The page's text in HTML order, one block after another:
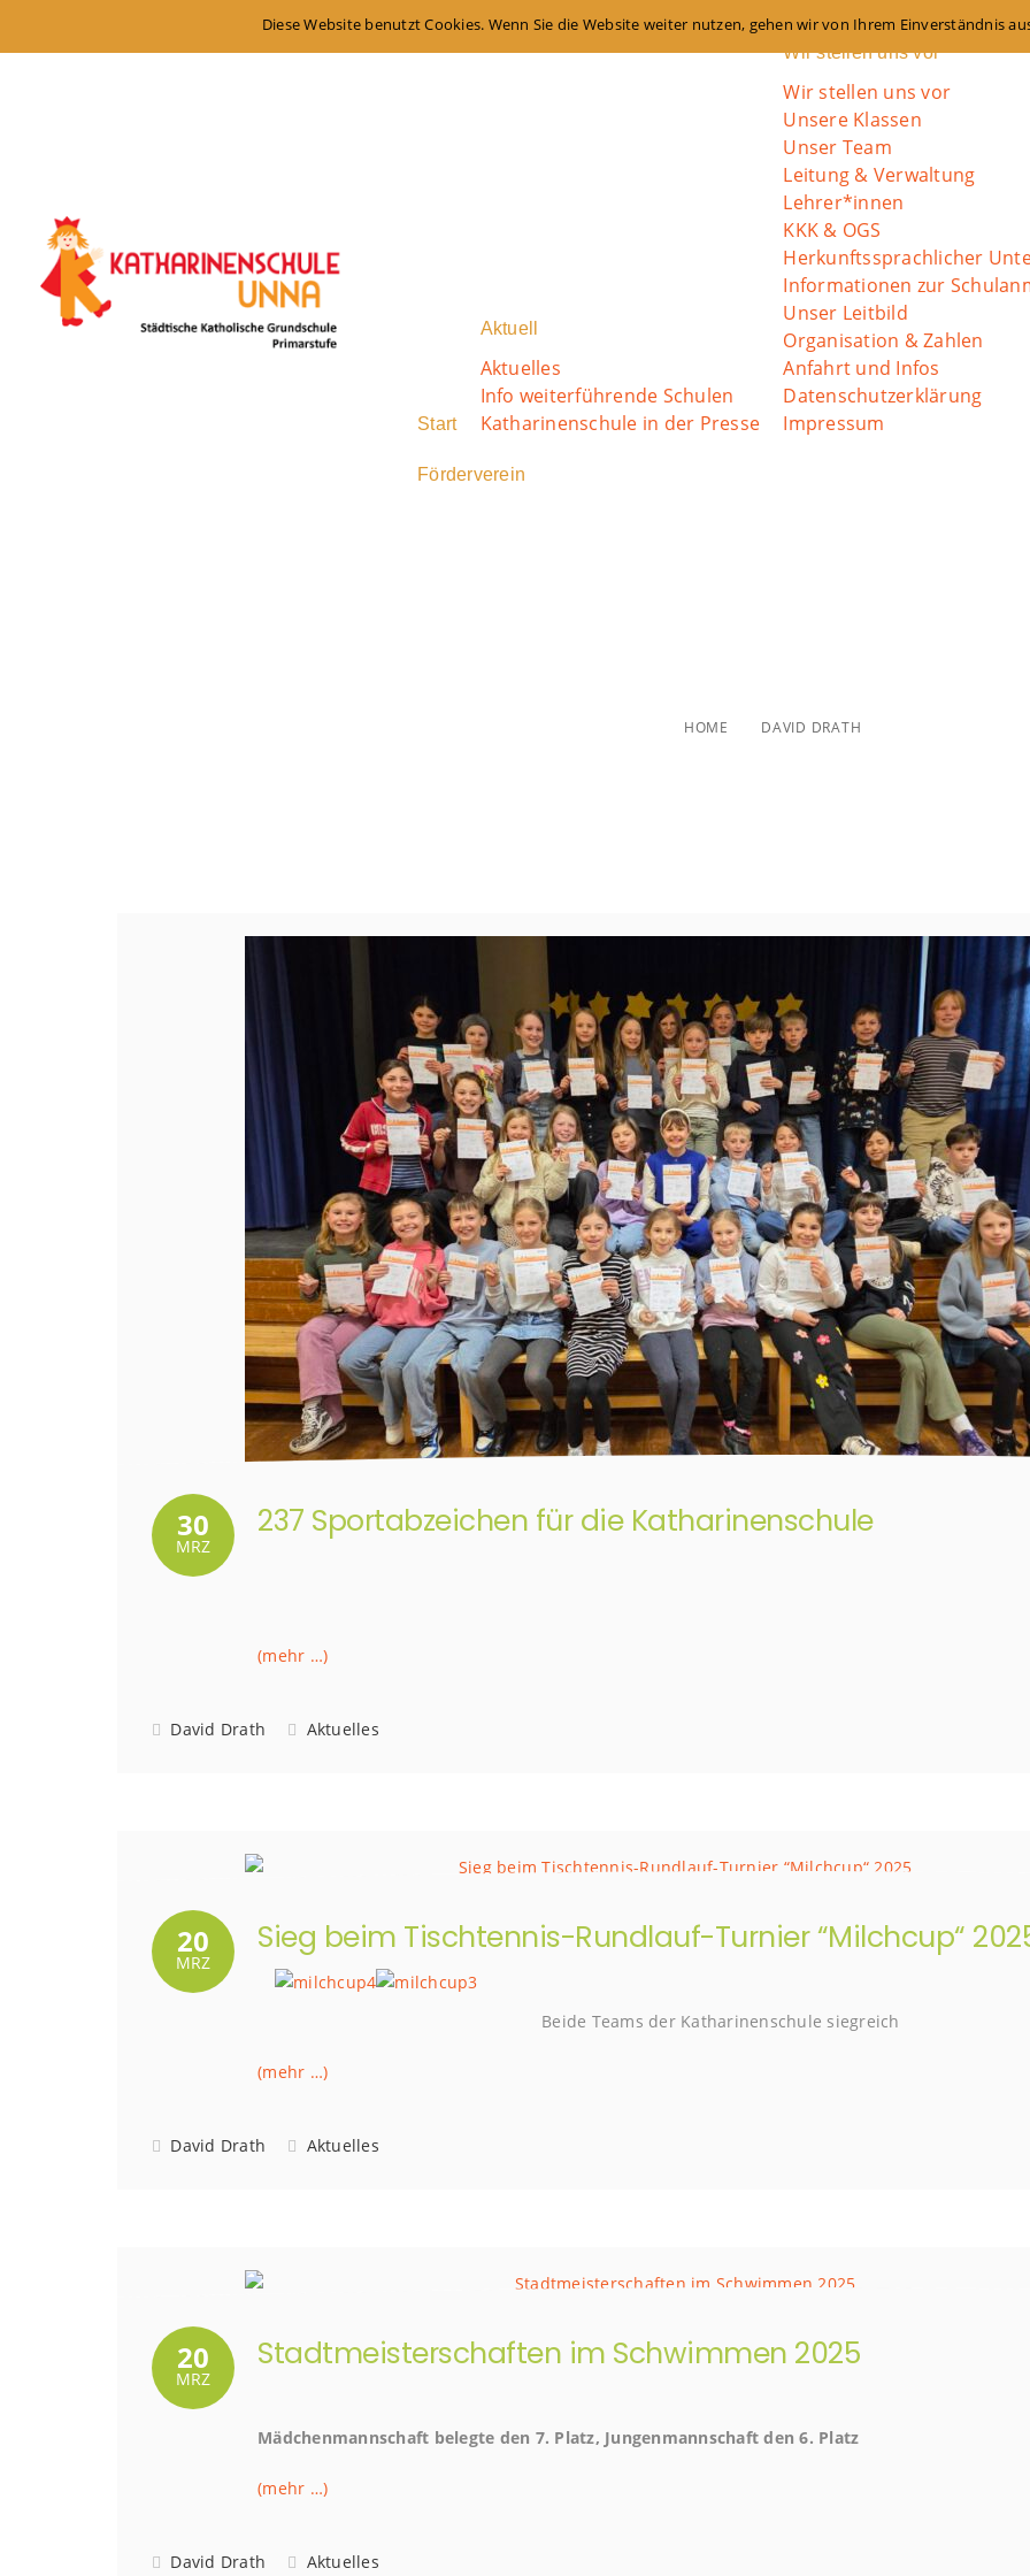
Start
Aktuell
Aktuelles
Info weiterführende Schulen
Katharinenschule in der Presse
Wir stellen uns vor
Wir stellen uns vor
Unsere Klassen
Unser Team
Leitung & Verwaltung
Lehrer*innen
KKK & OGS
Herkunftssprachlicher
Informationen zur
Unser Leitbild
Organisation & Zahlen
Anfahrt und Infos
Datenschutzerklärung
Impressum
Förderverein
HOME DAVID DRATH
30
MRZ
237 Sportabzeichen für die Katharinenschule
(mehr …)
David Drath Aktuelles
20
MRZ
Sieg beim Tischtennis-Rundlauf-Turnier “Milchcup“
Beide Teams der Katharinenschule siegreich
(mehr …)
David Drath Aktuelles
20
MRZ
Stadtmeisterschaften im Schwimmen 2025
Mädchenmannschaft belegte den 7. Platz, Jungenmannschaft den 6. Platz
(mehr …)
David Drath Aktuelles
Diese Website benutzt Cookies. Wenn Sie die Website weiter nutzen, gehen wir von Ihrem Einverständnis